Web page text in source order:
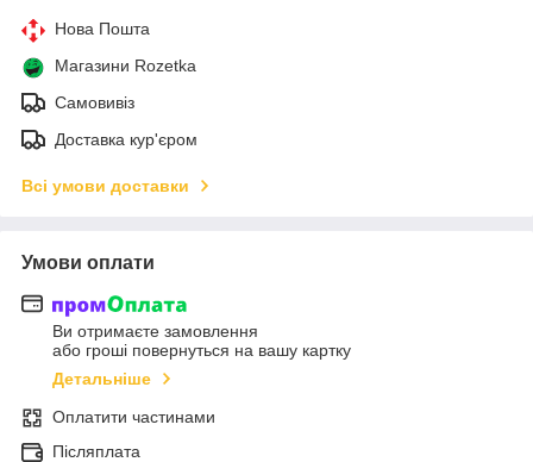
Нова Пошта
Магазини Rozetka
Самовивіз
Доставка кур'єром
Всі умови доставки
Умови оплати
Ви отримаєте замовлення
або гроші повернуться на вашу картку
Детальніше
Оплатити частинами
Післяплата